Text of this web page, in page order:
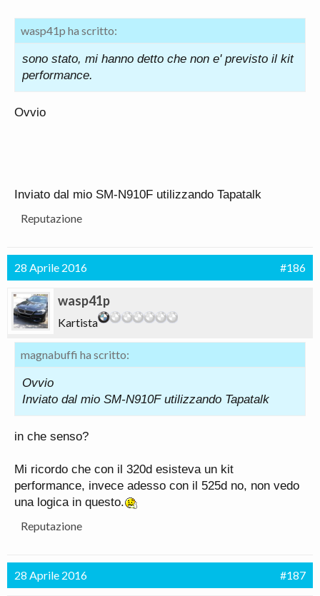
wasp41p ha scritto:
sono stato, mi hanno detto che non e' previsto il kit
performance.
Ovvio
Inviato dal mio SM-N910F utilizzando Tapatalk
Reputazione
28 Aprile 2016 #186
wasp41p
Kartista
magnabuffi ha scritto:
Ovvio
Inviato dal mio SM-N910F utilizzando Tapatalk
in che senso?
Mi ricordo che con il 320d esisteva un kit
performance, invece adesso con il 525d no, non vedo
una logica in questo.
Reputazione
28 Aprile 2016 #187